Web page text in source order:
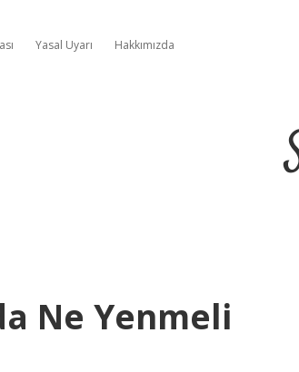
Yasal Uyarı Hakkımızda
Ne Yenmeli